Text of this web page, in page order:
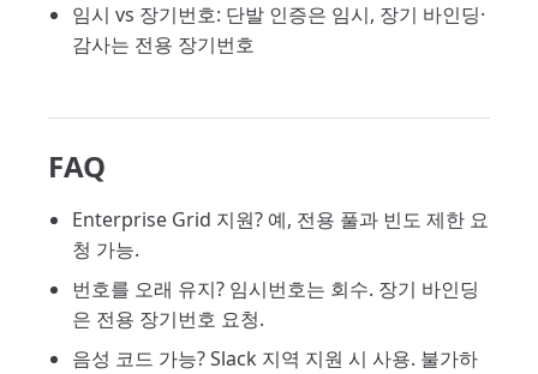
임시 vs 장기번호: 단발 인증은 임시, 장기 바인딩·
감사는 전용 장기번호
FAQ
Enterprise Grid 지원? 예, 전용 풀과 빈도 제한 요
청 가능.
번호를 오래 유지? 임시번호는 회수. 장기 바인딩
은 전용 장기번호 요청.
음성 코드 가능? Slack 지역 지원 시 사용. 불가하